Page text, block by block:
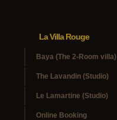
La Villa Rouge
Baya (The 2-Room villa)
The Lavandin (Studio)
Le Lamartine (Studio)
Online Booking